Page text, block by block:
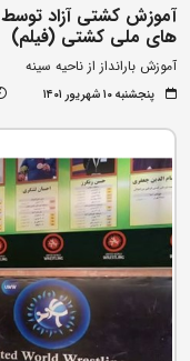
آموزش کشتی آزاد توسط
های ملی کشتی (فیلم)
آموزش بارانداز از ناحیه سینه
پنجشنبه ۱۰ شهریور ۱۴۰۱